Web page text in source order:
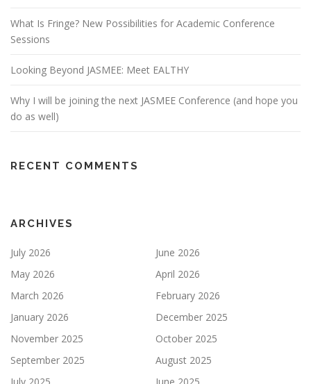
What Is Fringe? New Possibilities for Academic Conference
Sessions
Looking Beyond JASMEE: Meet EALTHY
Why I will be joining the next JASMEE Conference (and hope you
do as well)
RECENT COMMENTS
ARCHIVES
July 2026
June 2026
May 2026
April 2026
March 2026
February 2026
January 2026
December 2025
November 2025
October 2025
September 2025
August 2025